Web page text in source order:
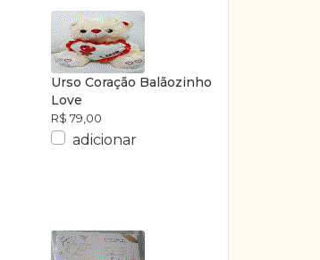
Urso Coração Balãozinho
Love
R$ 79,00
adicionar